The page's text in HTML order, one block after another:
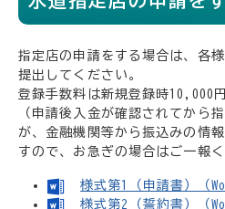
指定店の申請をする場合は、各
提出してください。
登録手数料は新規登録時10,000
（申請後入金が確認されてから
が、金融機関等から振込みの情
すので、お急ぎの場合はご一報く
様式第1（申請書）（
様式第2（誓約書）（